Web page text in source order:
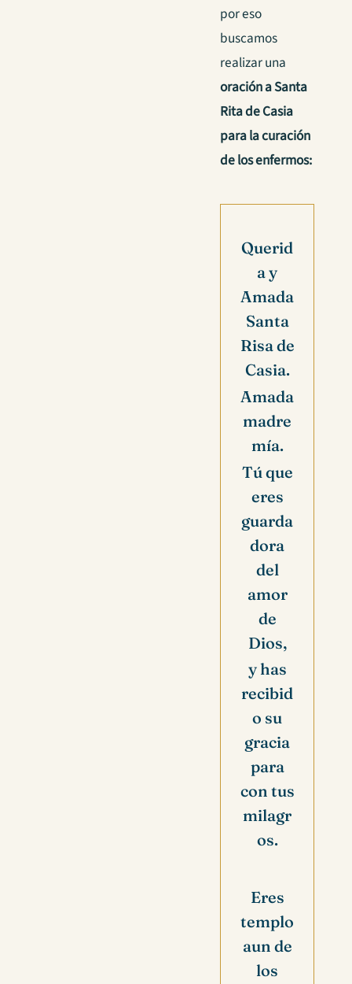
por eso
buscamos
realizar una
oración a Santa
Rita de Casia
para la curación
de los enfermos:
Querid
a y
Amada
Santa
Risa de
Casia.
Amada
madre
mía.
Tú que
eres
guarda
dora
del
amor
de
Dios,
y has
recibid
o su
gracia
para
con tus
milagr
os.
Eres
templo
aun de
los